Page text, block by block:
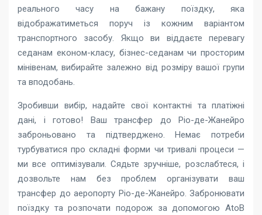
реального часу на бажану поїздку, яка
відображатиметься поруч із кожним варіантом
транспортного засобу. Якщо ви віддаєте перевагу
седанам економ-класу, бізнес-седанам чи просторим
мінівенам, вибирайте залежно від розміру вашої групи
та вподобань.
Зробивши вибір, надайте свої контактні та платіжні
дані, і готово! Ваш трансфер до Ріо-де-Жанейро
заброньовано та підтверджено. Немає потреби
турбуватися про складні форми чи тривалі процеси —
ми все оптимізували. Сядьте зручніше, розслабтеся, і
дозвольте нам без проблем організувати ваш
трансфер до аеропорту Ріо-де-Жанейро. Забронювати
поїздку та розпочати подорож за допомогою AtoB